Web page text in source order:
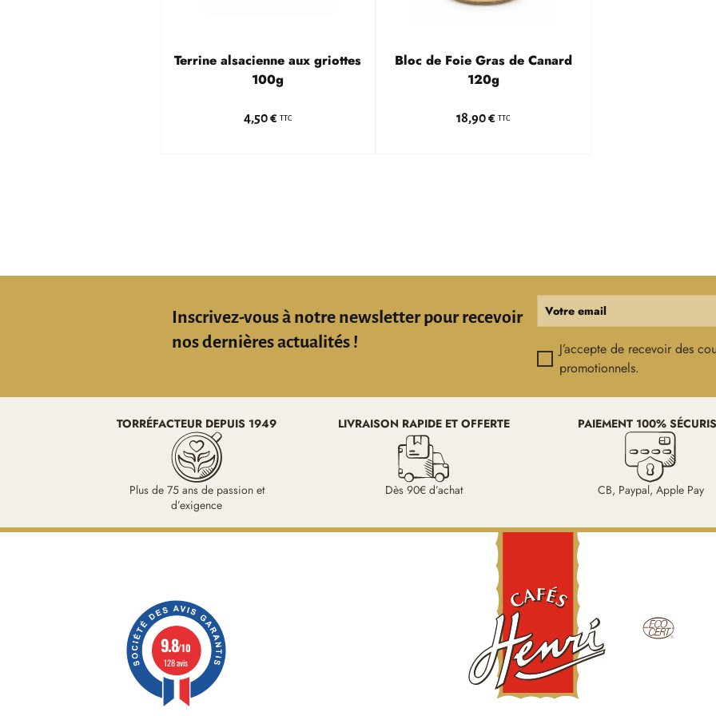
Terrine alsacienne aux griottes
100g
4,50 € TTC
Bloc de Foie Gras de Canard
120g
18,90 € TTC
Inscrivez-vous à notre newsletter pour recevoir
nos dernières actualités !
Votre email
J’accepte de recevoir des
promotionnels.
TORRÉFACTEUR DEPUIS 1949
Plus de 75 ans de passion et
d’exigence
LIVRAISON RAPIDE ET OFFERTE
Dès 90€ d’achat
PAIEMENT 100%
CB, Paypal, Apple Pay
9.8/10
128 avis